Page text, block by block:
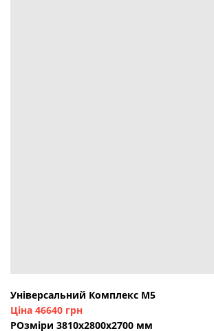
Універсальний Комплекс М5
Ціна 46640 грн
РОзміри 3810х2800х2700 мм